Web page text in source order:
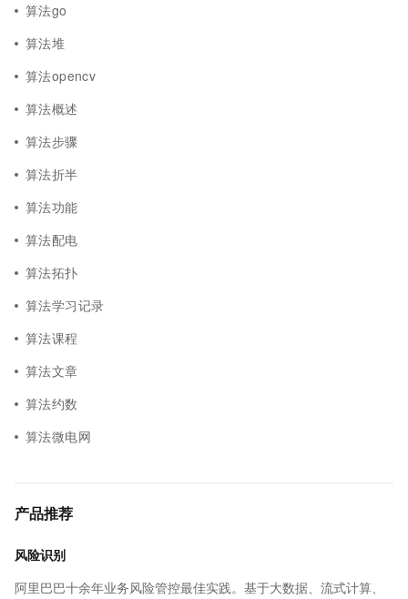
算法go
算法堆
算法opencv
算法概述
算法步骤
算法折半
算法功能
算法配电
算法拓扑
算法学习记录
算法课程
算法文章
算法约数
算法微电网
产品推荐
风险识别
阿里巴巴十余年业务风险管控最佳实践。基于大数据、流式计算、